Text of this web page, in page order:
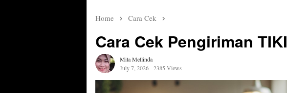
Home Cara Cek
Cara Cek Pengiriman TIKI
Mita Mellinda
July 7, 2026
2385 Views